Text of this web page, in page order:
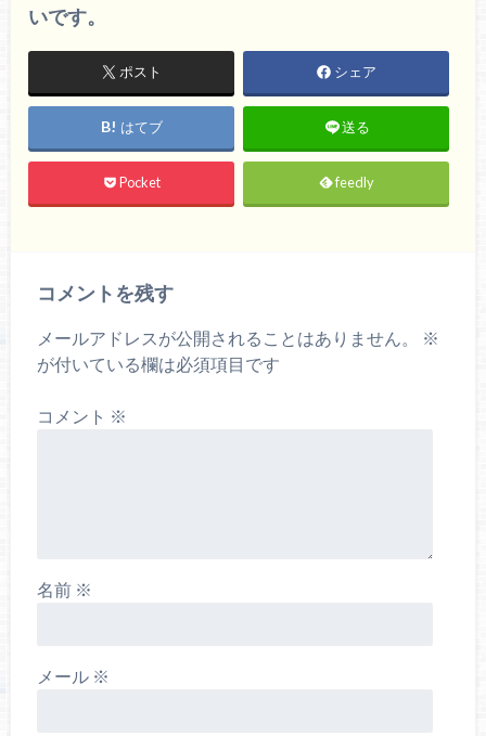
いです。
ポスト シェア
はてブ 送る
Pocket feedly
コメントを残す
メールアドレスが公開されることはありません。
※
が付いている欄は必須項目です
コメント ※
名前 ※
メール ※